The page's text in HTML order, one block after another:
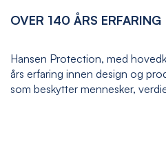
OVER 140 ÅRS ERFARING
Hansen Protection, med
års erfaring innen design og
som beskytter mennesker,